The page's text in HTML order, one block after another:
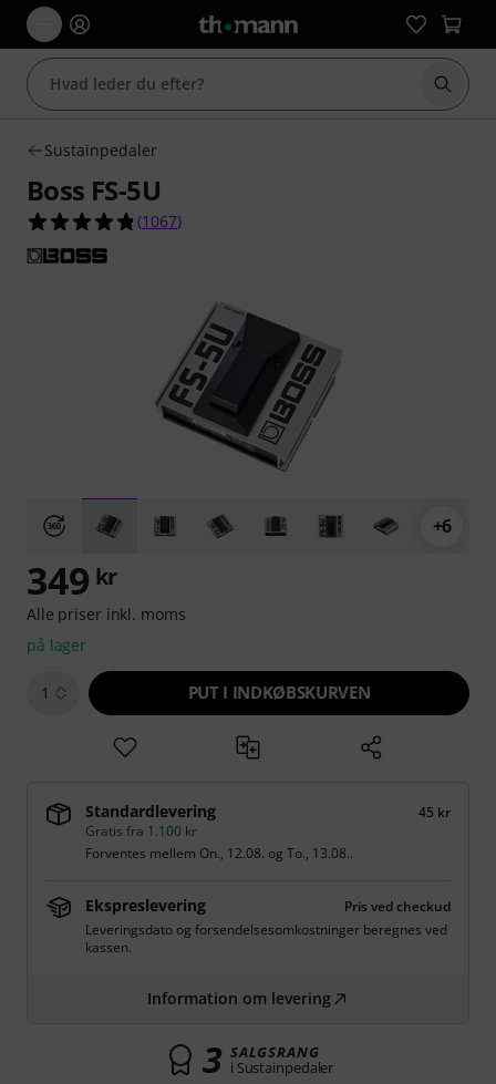
Start
Sustainpedaler
Boss FS-5U
4.8 ud af 5 stjerner fra 1067 kundebedømmelser
(1067)
+6
349 kr
Alle priser inkl. moms
på lager
1 PUT I INDKØBSKURVEN
Standardlevering
45 kr
Gratis fra 1.100 kr
Forventes mellem On., 12.08. og To., 13.08..
Ekspreslevering
Pris ved checkud
Leveringsdato og forsendelsesomkostninger beregnes ved
kassen.
Information om levering
3 SALGSRANG
i Sustainpedaler